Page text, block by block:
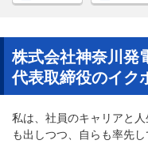
株式会社神奈川
代表取締役のイク
私は、社員のキャリアと
も出しつつ、自らも率先